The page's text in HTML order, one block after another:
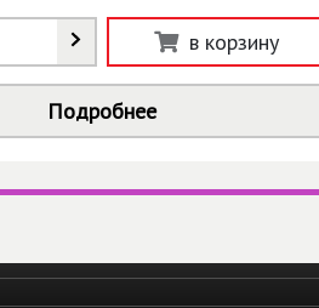
в корзину
Подробнее